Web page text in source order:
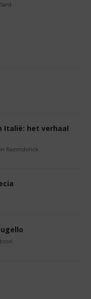
Italië: het verhaal
Raemdonck